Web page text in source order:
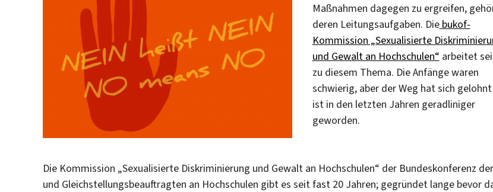
Maßnahmen dagegen zu ergreifen,
deren Leitungsaufgaben. Diebukof-
Kommission „Sexualisierte
und Gewalt an Hochschulen“ arbeitet
zu diesem Thema. Die Anfänge waren
schwierig, aber der Weg hat sich
ist in den letzten Jahren geradliniger
geworden.
Die Kommission „Sexualisierte Diskriminierung und Gewalt an Hochschulen“ der Bundeskonferenz
und Gleichstellungsbeauftragten an Hochschulen gibt es seit fast 20 Jahren; gegründet lange bevor